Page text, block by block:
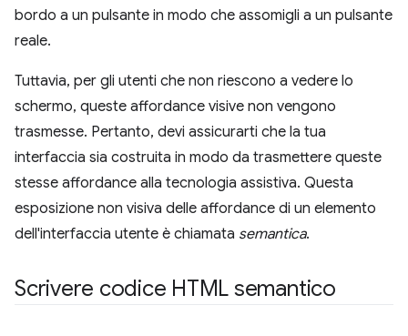
bordo a un pulsante in modo che assomigli a un pulsante
reale.
Tuttavia, per gli utenti che non riescono a vedere lo
schermo, queste affordance visive non vengono
trasmesse. Pertanto, devi assicurarti che la tua
interfaccia sia costruita in modo da trasmettere queste
stesse affordance alla tecnologia assistiva. Questa
esposizione non visiva delle affordance di un elemento
dell'interfaccia utente è chiamata semantica.
Scrivere codice HTML semantico